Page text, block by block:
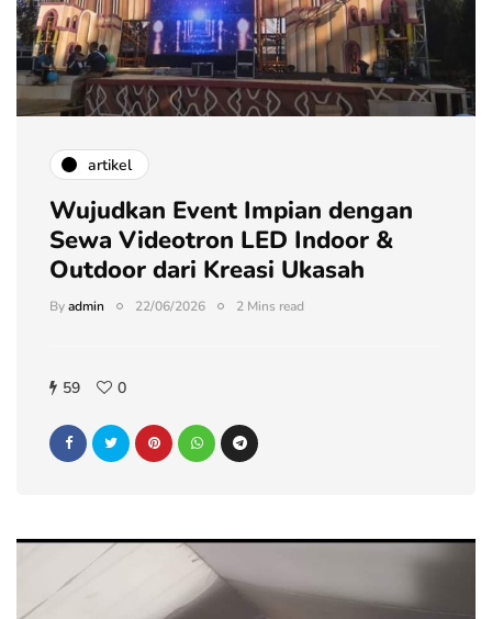
artikel
Wujudkan Event Impian dengan
Sewa Videotron LED Indoor &
Outdoor dari Kreasi Ukasah
Byadmin 22/06/2026 2 Mins read
59 0